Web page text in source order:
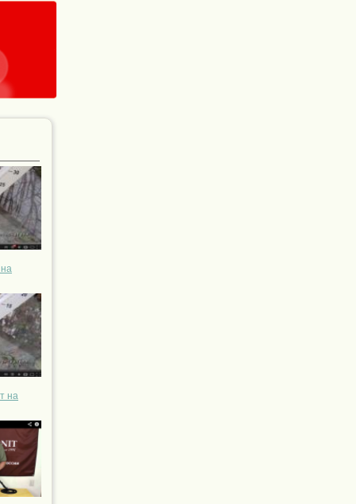
на